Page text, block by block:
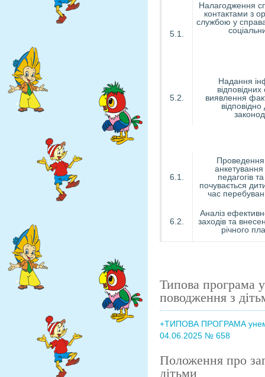
5.1.
Налагодження
контактами з
службою у
5.2.
Надання
виявлення
6.1.
педагогів
почувається
час
6.2.
Аналіз
заходів та
річного
Типова програма
поводження з
+ТИПОВА ПРОГРАМА
04.06.2025 № 658
Положення про
дітьми